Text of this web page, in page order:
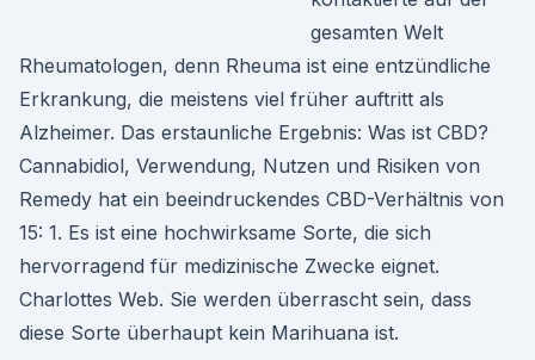
gesamten Welt
Rheumatologen, denn Rheuma ist eine entzündliche
Erkrankung, die meistens viel früher auftritt als
Alzheimer. Das erstaunliche Ergebnis: Was ist CBD?
Cannabidiol, Verwendung, Nutzen und Risiken von
Remedy hat ein beeindruckendes CBD-Verhältnis von
15: 1. Es ist eine hochwirksame Sorte, die sich
hervorragend für medizinische Zwecke eignet.
Charlottes Web. Sie werden überrascht sein, dass
diese Sorte überhaupt kein Marihuana ist.